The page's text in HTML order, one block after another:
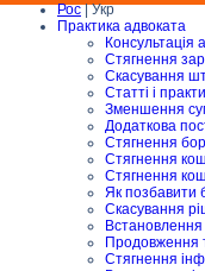
Рос| Укр
Практика адвоката
Консультація
Стягнення
Скасування
Статті і
Зменшення
Додаткова
Стягнення
Стягнення
Стягнення
Як позбавити
Скасування
Продовження
Стягнення